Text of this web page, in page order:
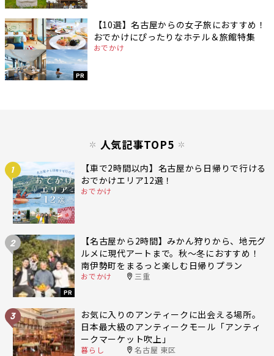
PR
【10選】名古屋からの女子旅におすすめ！
おでかけにぴったりなホテル＆旅館特集
おでかけ
人気記事TOP5
1
【車で2時間以内】名古屋から日帰りで行ける
おでかけエリア12選！
おでかけ
2
PR
【名古屋から2時間】みかん狩りから、地元グ
ルメに現代アートまで。秋〜冬におすすめ！
南伊勢町をまるっと楽しむ日帰りプラン
おでかけ 三重
3
お気に入りのアンティークに出会える場所。
日本最大級のアンティークモール「アンティ
ークマーケット吹上」
暮らし 名古屋 東区